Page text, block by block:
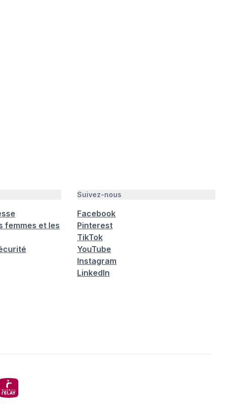
femmes et les
Suivez-nous
Facebook
Pinterest
TikTok
YouTube
Instagram
LinkedIn